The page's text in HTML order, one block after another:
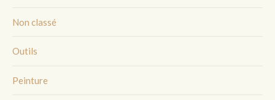
Non classé
Outils
Peinture